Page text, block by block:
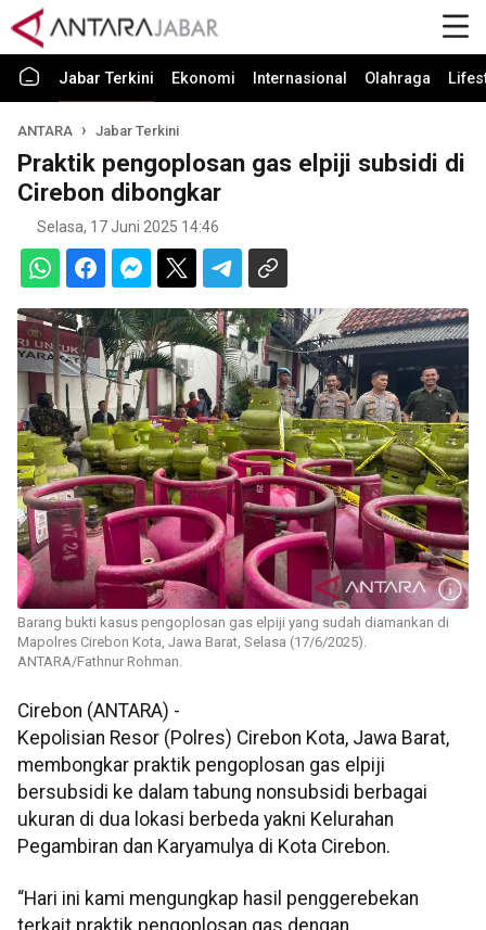
Jabar Terkini Ekonomi Internasional Olahraga
ANTARA Jabar Terkini
Praktik pengoplosan gas elpiji subsidi di
Cirebon dibongkar
Selasa, 17 Juni 2025 14:46
Barang bukti kasus pengoplosan gas elpiji yang sudah diamankan di
Mapolres Cirebon Kota, Jawa Barat, Selasa (17/6/2025).
ANTARA/Fathnur Rohman.
Cirebon (ANTARA) -
Kepolisian Resor (Polres) Cirebon Kota, Jawa Barat,
membongkar praktik pengoplosan gas elpiji
bersubsidi ke dalam tabung nonsubsidi berbagai
ukuran di dua lokasi berbeda yakni Kelurahan
Pegambiran dan Karyamulya di Kota Cirebon.
“Hari ini kami mengungkap hasil penggerebekan
terkait praktik pengoplosan gas dengan